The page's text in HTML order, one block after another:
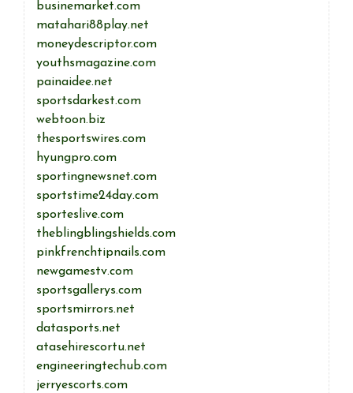
businemarket.com
matahari88play.net
moneydescriptor.com
youthsmagazine.com
painaidee.net
sportsdarkest.com
webtoon.biz
thesportswires.com
hyungpro.com
sportingnewsnet.com
sportstime24day.com
sporteslive.com
theblingblingshields.com
pinkfrenchtipnails.com
newgamestv.com
sportsgallerys.com
sportsmirrors.net
datasports.net
atasehirescortu.net
engineeringtechub.com
jerryescorts.com